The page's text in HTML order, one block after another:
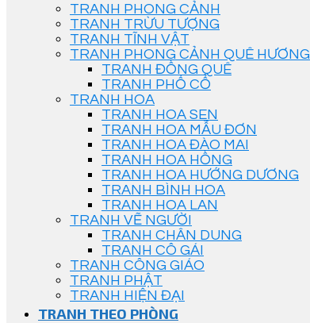
TRANH PHONG CẢNH
TRANH TRỪU TƯỢNG
TRANH TĨNH VẬT
TRANH PHONG CẢNH QUÊ HƯƠNG
TRANH ĐỒNG QUÊ
TRANH PHỐ CỔ
TRANH HOA
TRANH HOA SEN
TRANH HOA MẪU ĐƠN
TRANH HOA ĐÀO MAI
TRANH HOA HỒNG
TRANH HOA HƯỚNG DƯƠNG
TRANH BÌNH HOA
TRANH HOA LAN
TRANH VẼ NGƯỜI
TRANH CHÂN DUNG
TRANH CÔ GÁI
TRANH CÔNG GIÁO
TRANH PHẬT
TRANH HIỆN ĐẠI
TRANH THEO PHÒNG